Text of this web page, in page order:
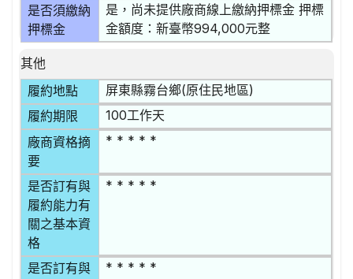
是否須繳納
押標金
是，尚未提供廠商線上繳納押標金 押標
金額度：新臺幣994,000元整
其他
履約地點
屏東縣霧台鄉(原住民地區)
履約期限 100工作天
廠商資格摘
要
* * * * *
是否訂有與
履約能力有
關之基本資
格
* * * * *
是否訂有與
* * * * *